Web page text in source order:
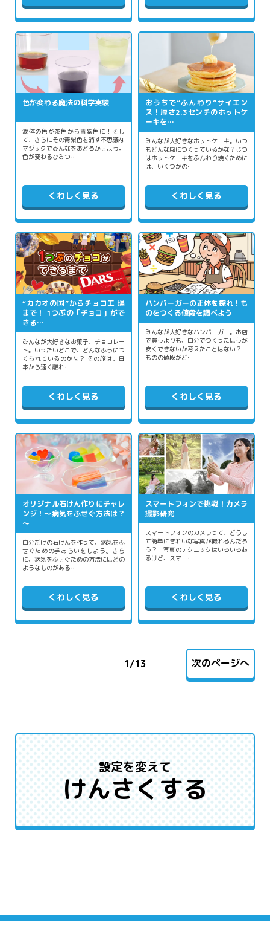
色が変わる魔法の科学実験
液体の色が茶色から青紫色に！そし
て、さらにその青紫色を消す不思議な
マジックでみんなをおどろかせよう。
色が変わるひみつ…
くわしく見る
おうちで“ふんわり”サイエン
ス！厚さ2.3センチのホットケ
ーキを…
みんなが大好きなホットケーキ。いつ
もどんな風につくっているかな？じつ
はホットケーキをふんわり焼くために
は、いくつかの…
くわしく見る
“カカオの国”からチョコ工 場
まで！ 1つぶの「チョコ」がで
きる…
みんなが大好きなお菓子、チョコレー
ト。いったいどこで、どんなふうにつ
くられているのかな？ その旅は、日
本から遠く離れ…
くわしく見る
ハンバーガーの正体を探れ！も
のをつくる値段を調べよう
みんなが大好きなハンバーガー。お店
で買うよりも、自分でつくったほうが
安くできないか考えたことはない？
ものの値段がど…
くわしく見る
オリジナル石けん作りにチャレ
ンジ！～病気をふせぐ方法は？
～
自分だけの石けんを作って、病気をふ
せぐための手あらいをしよう。さら
に、病気をふせぐための方法にはどの
ようなものがある…
くわしく見る
スマートフォンで挑戦！カメラ
撮影研究
スマートフォンのカメラって、どうし
て簡単にきれいな写真が撮れるんだろ
う？ 写真のテクニックはいろいろあ
るけど、スマー…
くわしく見る
次のページへ
1/13
設定を変えて
けんさくする